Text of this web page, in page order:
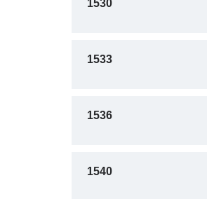
1530
1533
1536
1540